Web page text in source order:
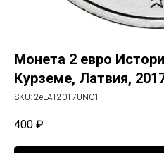
Монета 2 евро
Курземе, Латвия,
SKU: 2eLAT2017UNC1
400 ₽